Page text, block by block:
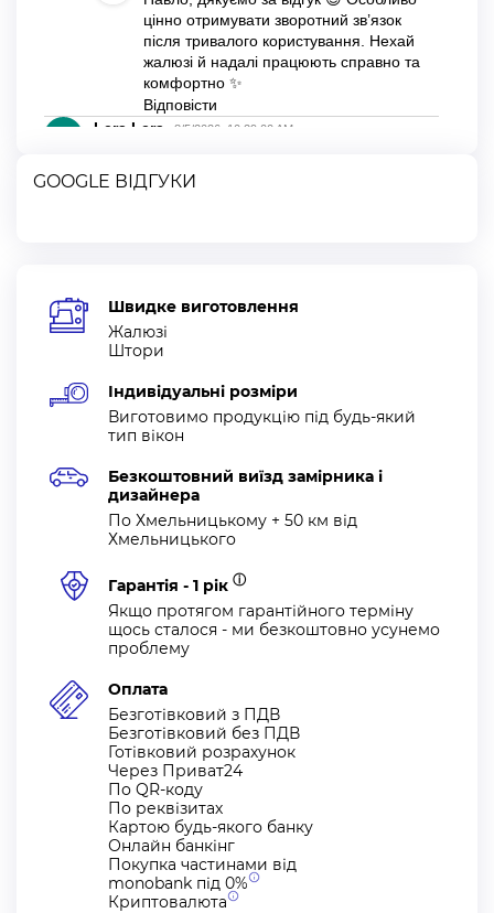
Найкраще монтаж довірити нашим спеціалістам
компанії «Алсер», вони якісно, швидко та професійно
виконають цю роботу в зручний для Вас час!
Як замовити ролети «День-Ніч»?
Для Вас ми зробили замовлення максимально легким.
необхідності, наш майстер приїде до Вас протягом 2-х
Переваги Алсер:
Компанія «Алсер» має величезний досвід на ринку з
виготовлення ролет — це понад 17 років і тільки у нас:
127 413 успішно виконаних робіт і задоволених клієнтів;
широкий і різноманітний вибір матеріалів і тканин;
надійні і якісні системи установки;
безкоштовний вимір і розрахунок всіх бажаних
Наша команда виготовляє всі замовлення рівно в строк
Для Вашої зручності пропонуємо кілька видів оплат:
Безготівковий розрахунок без ПДВ
GOOGLE ВІДГУКИ
Швидке виготовлення
Жалюзі
Штори
Індивідуальні розміри
Виготовимо продукцію під будь-який
тип вікон
Безкоштовний виїзд замірника і
дизайнера
По Хмельницькому + 50 км від
Хмельницького
Гарантія - 1 рік ⓘ
Якщо протягом гарантійного терміну
щось сталося - ми безкоштовно усунемо
проблему
Оплата
Безготівковий з ПДВ
Безготівковий без ПДВ
Готівковий розрахунок
Через Приват24
По QR-коду
По реквізитах
Картою будь-якого банку
Онлайн банкінг
Покупка частинами від
monobank під 0%
Криптовалюта